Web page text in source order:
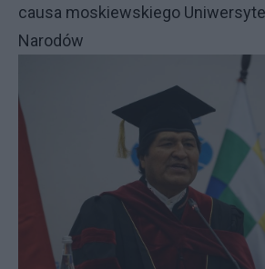
causa moskiewskiego
Narodów